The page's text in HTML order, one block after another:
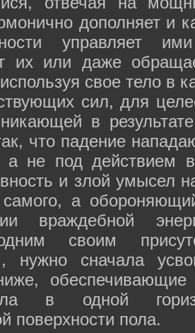
дополняет и
управляет
их или даже
свое тело в
сил, для
в
что падение
не под действием
и злой умысел
а
враждебной
своим
нужно сначала
обеспечивающие
в одной
поверхности пола.